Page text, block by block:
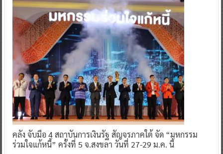
คลัง จับมือ 4 สถาบันการเงินรัฐ สัญจรภาคใต้ จัด “มหกรรม
ร่วมใจแก้หนี้” ครั้งที่ 5 จ.สงขลา วันที่ 27-29 ม.ค. นี้